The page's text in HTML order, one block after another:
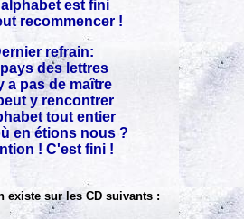
est fini
recommencer !
refrain:
des lettres
a pas de maître
y rencontrer
tout entier
en étions nous ?
! C'est fini !
existe sur les CD suivants :